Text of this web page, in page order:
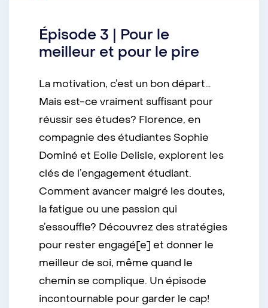
Épisode 3 | Pour le
meilleur et pour le pire
La motivation, c’est un bon départ…
Mais est-ce vraiment suffisant pour
réussir ses études? Florence, en
compagnie des étudiantes Sophie
Dominé et Eolie Delisle, explorent les
clés de l’engagement étudiant.
Comment avancer malgré les doutes,
la fatigue ou une passion qui
s’essouffle? Découvrez des stratégies
pour rester engagé[e] et donner le
meilleur de soi, même quand le
chemin se complique. Un épisode
incontournable pour garder le cap!